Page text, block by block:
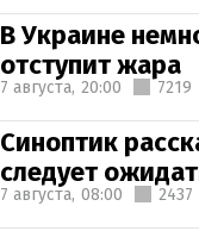
В Украине
отступит жара
7 августа, 20:00 7219
Синоптик
следует
7 августа, 08:00 2437